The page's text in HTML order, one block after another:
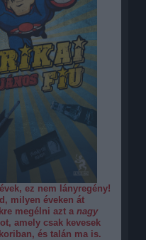
ez nem lányregény!
milyen éveken át
megélni azt a nagy
amely csak kevesek
és talán ma is.